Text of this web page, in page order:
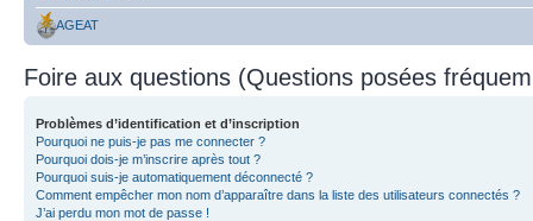
AGEAT
Foire aux questions (Questions posées
Problèmes d’identification et d’inscription
Pourquoi ne puis-je pas me connecter ?
Pourquoi dois-je m’inscrire après tout ?
Pourquoi suis-je automatiquement déconnecté ?
Comment empêcher mon nom d’apparaître dans la liste des utilisateurs connectés ?
J’ai perdu mon mot de passe !